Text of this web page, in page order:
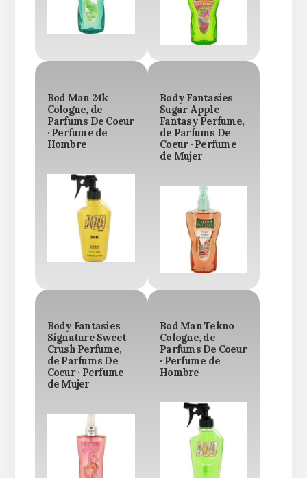
Bod Man 24k
Cologne, de
Parfums De Coeur
· Perfume de
Hombre
Body Fantasies
Sugar Apple
Fantasy Perfume,
de Parfums De
Coeur · Perfume
de Mujer
Body Fantasies
Signature Sweet
Crush Perfume,
de Parfums De
Coeur · Perfume
de Mujer
Bod Man Tekno
Cologne, de
Parfums De Coeur
· Perfume de
Hombre